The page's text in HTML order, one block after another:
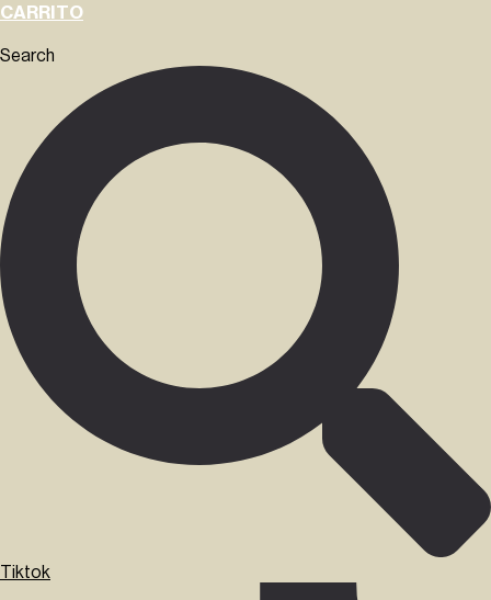
CARRITO
Search
Tiktok